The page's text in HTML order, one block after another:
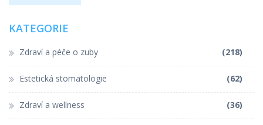
KATEGORIE
Zdraví a péče o zuby (218)
Estetická stomatologie (62)
Zdraví a wellness (36)